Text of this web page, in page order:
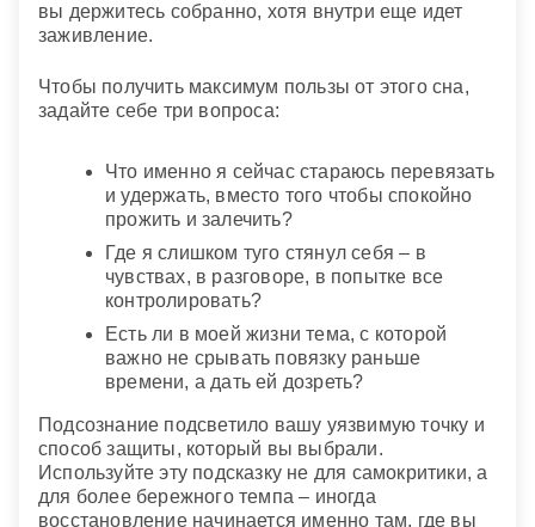
вы держитесь собранно, хотя внутри еще идет
заживление.
Чтобы получить максимум пользы от этого сна,
задайте себе три вопроса:
Что именно я сейчас стараюсь перевязать
и удержать, вместо того чтобы спокойно
прожить и залечить?
Где я слишком туго стянул себя – в
чувствах, в разговоре, в попытке все
контролировать?
Есть ли в моей жизни тема, с которой
важно не срывать повязку раньше
времени, а дать ей дозреть?
Подсознание подсветило вашу уязвимую точку и
способ защиты, который вы выбрали.
Используйте эту подсказку не для самокритики, а
для более бережного темпа – иногда
восстановление начинается именно там, где вы